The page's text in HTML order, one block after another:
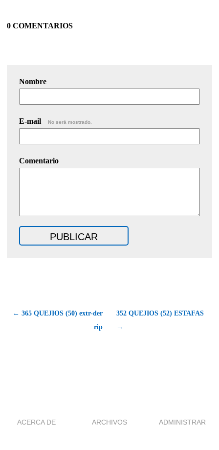
0 COMENTARIOS
Nombre
E-mail No será mostrado.
Comentario
← 365 QUEJIOS (50) extr-der
rip
352 QUEJIOS (52) ESTAFAS
→
ACERCA DE ARCHIVOS ADMINISTRAR